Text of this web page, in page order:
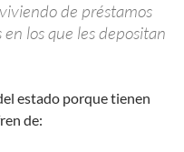
de préstamos
los que les depositan
estado porque tienen
de: